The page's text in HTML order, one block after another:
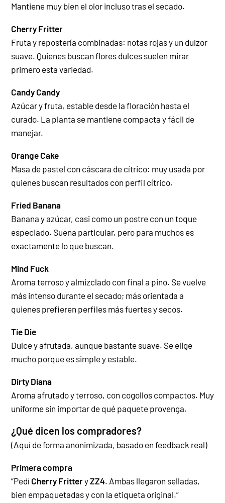
Mantiene muy bien el olor incluso tras el secado.
Cherry Fritter
Fruta y repostería combinadas: notas rojas y un dulzor
suave. Quienes buscan flores dulces suelen mirar
primero esta variedad.
Candy Candy
Azúcar y fruta, estable desde la floración hasta el
curado. La planta se mantiene compacta y fácil de
manejar.
Orange Cake
Masa de pastel con cáscara de cítrico: muy usada por
quienes buscan resultados con perfil cítrico.
Fried Banana
Banana y azúcar, casi como un postre con un toque
especiado. Suena particular, pero para muchos es
exactamente lo que buscan.
Mind Fuck
Aroma terroso y almizclado con final a pino. Se vuelve
más intenso durante el secado; más orientada a
quienes prefieren perfiles más fuertes y secos.
Tie Die
Dulce y afrutada, aunque bastante suave. Se elige
mucho porque es simple y estable.
Dirty Diana
Aroma afrutado y terroso, con cogollos compactos. Muy
uniforme sin importar de qué paquete provenga.
¿Qué dicen los compradores?
(Aquí de forma anonimizada, basado en feedback real)
Primera compra
“Pedí Cherry FritteryZZ4. Ambas llegaron selladas,
bien empaquetadas y con la etiqueta original.”